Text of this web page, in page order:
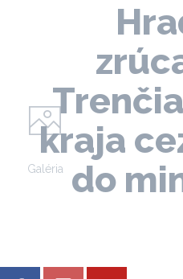
kraja
do
Galéria